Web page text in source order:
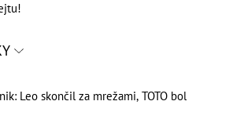
Leo skončil za mrežami, TOTO bol